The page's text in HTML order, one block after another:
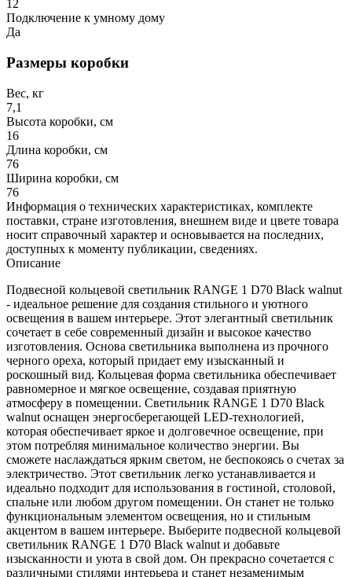
12
Подключение к умному дому
Да
Размеры коробки
Вес, кг
7,1
Высота коробки, см
16
Длина коробки, см
76
Ширина коробки, см
76
Информация о технических характеристиках, комплекте
поставки, стране изготовления, внешнем виде и цвете товара
носит справочный характер и основывается на последних,
доступных к моменту публикации, сведениях.
Описание
Подвесной кольцевой светильник RANGE 1 D70 Black walnut
- идеальное решение для создания стильного и уютного
освещения в вашем интерьере. Этот элегантный светильник
сочетает в себе современный дизайн и высокое качество
изготовления. Основа светильника выполнена из прочного
черного ореха, который придает ему изысканный и
роскошный вид. Кольцевая форма светильника обеспечивает
равномерное и мягкое освещение, создавая приятную
атмосферу в помещении. Светильник RANGE 1 D70 Black
walnut оснащен энергосберегающей LED-технологией,
которая обеспечивает яркое и долговечное освещение, при
этом потребляя минимальное количество энергии. Вы
сможете наслаждаться ярким светом, не беспокоясь о счетах за
электричество. Этот светильник легко устанавливается и
идеально подходит для использования в гостиной, столовой,
спальне или любом другом помещении. Он станет не только
функциональным элементом освещения, но и стильным
акцентом в вашем интерьере. Выберите подвесной кольцевой
светильник RANGE 1 D70 Black walnut и добавьте
изысканности и уюта в свой дом. Он прекрасно сочетается с
различными стилями интерьера и станет незаменимым